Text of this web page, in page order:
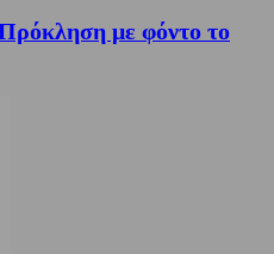
με φόντο το